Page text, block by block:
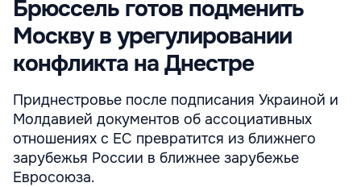
Брюссель готов подменить
Москву в урегулировании
конфликта на Днестре
Приднестровье после подписания Украиной и
Молдавией документов об ассоциативных
отношениях с ЕС превратится из ближнего
зарубежья России в ближнее зарубежье
Евросоюза.